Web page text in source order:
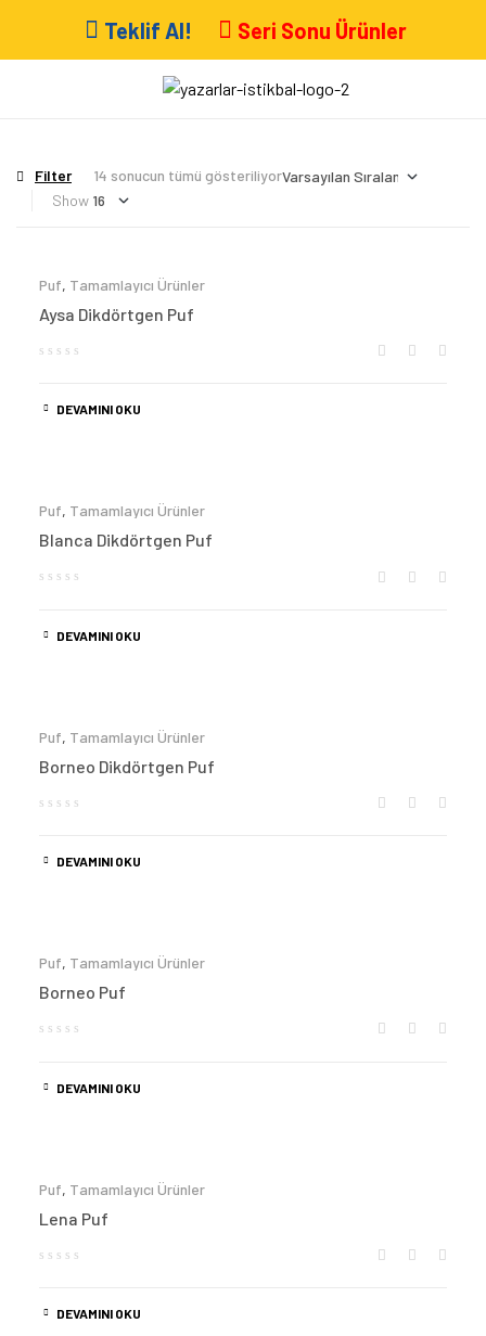
Teklif Al! Seri Sonu Ürünler
Filter
14 sonucun tümü gösteriliyor
Show
Puf, Tamamlayıcı Ürünler
Aysa Dikdörtgen Puf
DEVAMINI OKU
Puf, Tamamlayıcı Ürünler
Blanca Dikdörtgen Puf
DEVAMINI OKU
Puf, Tamamlayıcı Ürünler
Borneo Dikdörtgen Puf
DEVAMINI OKU
Puf, Tamamlayıcı Ürünler
Borneo Puf
DEVAMINI OKU
Puf, Tamamlayıcı Ürünler
Lena Puf
DEVAMINI OKU